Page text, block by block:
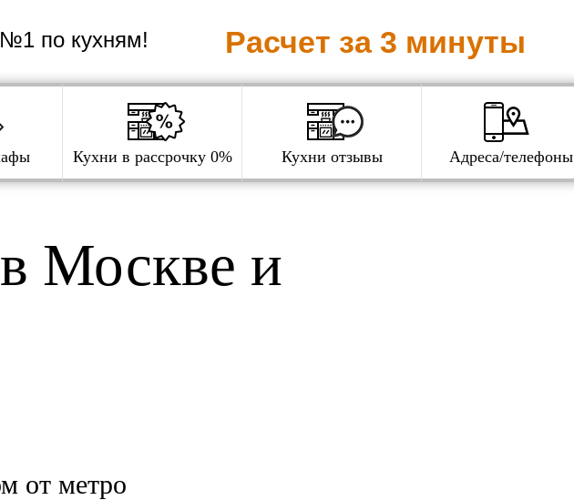
по кухням! Расчет за 3 минуты
Кухни в рассрочку 0% Кухни отзывы Адреса/телефоны
Москве и
от метро